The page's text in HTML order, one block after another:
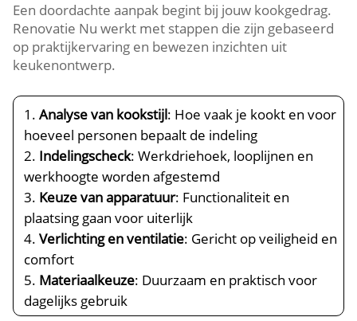
Een doordachte aanpak begint bij jouw kookgedrag.​
Renovatie Nu werkt met stappen die zijn gebaseerd
op praktijkervaring en bewezen inzichten uit
keukenontwerp.​
Analyse van kookstijl: Hoe vaak je kookt en voor
hoeveel personen bepaalt de indeling
Indelingscheck: Werkdriehoek, looplijnen en
werkhoogte worden afgestemd
Keuze van apparatuur: Functionaliteit en
plaatsing gaan voor uiterlijk
Verlichting en ventilatie: Gericht op veiligheid en
comfort
Materiaalkeuze: Duurzaam en praktisch voor
dagelijks gebruik